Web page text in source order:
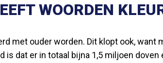
WOORDEN
met ouder worden. Dit klopt ook, want
is dat er in totaal bijna 1,5 miljoen